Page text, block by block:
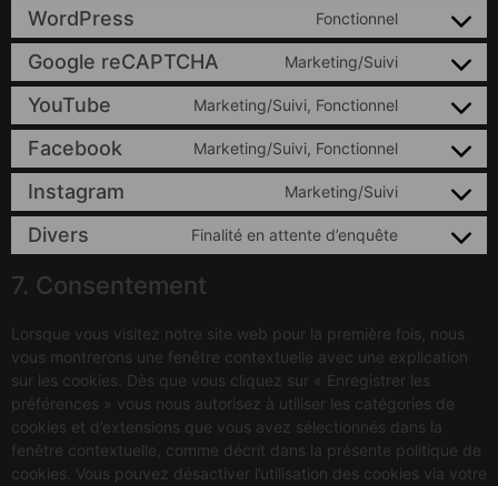
WordPress Fonctionnel
Google reCAPTCHA Marketing/Suivi
YouTube Marketing/Suivi, Fonctionnel
Facebook Marketing/Suivi, Fonctionnel
Instagram Marketing/Suivi
Divers Finalité en attente d’enquête
7. Consentement
Lorsque vous visitez notre site web pour la première fois, nous
vous montrerons une fenêtre contextuelle avec une explication
sur les cookies. Dès que vous cliquez sur « Enregistrer les
préférences » vous nous autorisez à utiliser les catégories de
cookies et d’extensions que vous avez sélectionnés dans la
fenêtre contextuelle, comme décrit dans la présente politique de
cookies. Vous pouvez désactiver l’utilisation des cookies via votre